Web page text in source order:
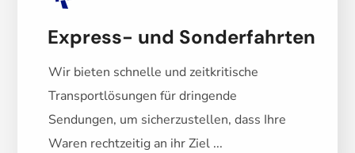
Express- und Sonderfahrten
Wir bieten schnelle und zeitkritische
Transportlösungen für dringende
Sendungen, um sicherzustellen, dass Ihre
Waren rechtzeitig an ihr Ziel ...